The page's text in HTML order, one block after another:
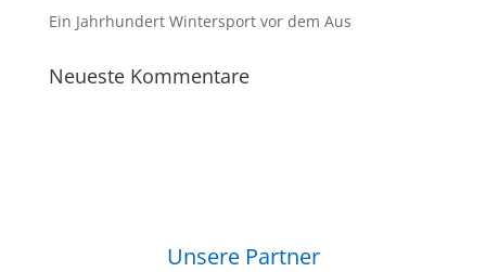
Ein Jahrhundert Wintersport vor dem Aus
Neueste Kommentare
Unsere Partner